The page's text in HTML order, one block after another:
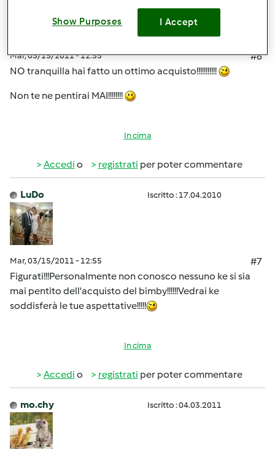
Mar, 03/15/2011 - 12:55
#6
NO tranquilla hai fatto un ottimo acquisto!!!!!!!!!!!
Non te ne pentirai MAI!!!!!!!!
In cima
Accedi o registrati per poter commentare
LuDo Iscritto : 17.04.2010
Mar, 03/15/2011 - 12:55
#7
Figurati!!!Personalmente non conosco nessuno ke si sia
mai pentito dell'acquisto del bimby!!!!!!Vedrai ke
soddisferà le tue aspettative!!!!!
In cima
Accedi o registrati per poter commentare
mo.chy Iscritto : 04.03.2011
Show Purposes I Accept